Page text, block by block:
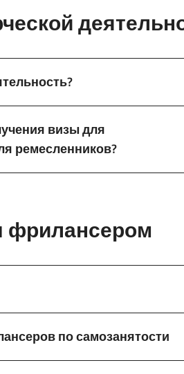
визы для
ремесленников?
фрилансером
по самозанятости